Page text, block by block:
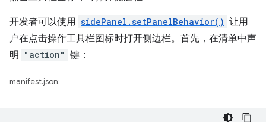
开发者可以使用 sidePanel.setPanelBehavior() 让用
户在点击操作工具栏图标时打开侧边栏。首先，在清单中声
明
"action" 键：
manifest.json: